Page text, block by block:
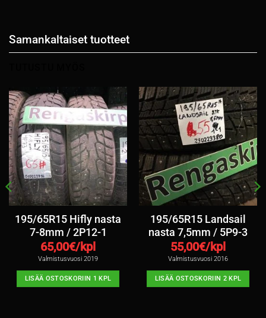
Samankaltaiset tuotteet
195/65R15 Hifly nasta
7-8mm / 2P12-1
65,00€/kpl
Valmistusvuosi 2019
LISÄÄ OSTOSKORIIN 1 KPL
195/65R15 Landsail
nasta 7,5mm / 5P9-3
55,00€/kpl
Valmistusvuosi 2016
LISÄÄ OSTOSKORIIN 2 KPL